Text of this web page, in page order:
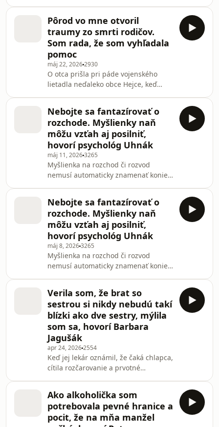
potláčanie emócií, preží
mŕtvicu, jeho stav bol natoľko vážny,
že sa o neho napriek plánom a
odhodlaniu nemohla starať v
domácom prostredí. V podcaste
Terapia slovom hovorí o vyrovnávaní
sa so skonom otca v zariadení, ale
najmä aj o realite domácej
starostlivosti o svoju 91-ročnú mamu
Pôrod vo mne otvoril
traumy zo smrti rodičov.
Som rada, že som vyhľadala
pomoc
máj 22, 20262930
O otca prišla pri páde vojenského
lietadla neďaleko obce Hejce, keď
rakovinu, keď mala osemnásť.
Lektorka kurzov tvorivého písania,
autorka a novinárka Gabriela
Mihaličková Čepičanová v podcaste
Terapia slovom opisuje, ako sa
postupne menil jej prístup k
vlastnému smútku. V rozhovore
otvorene hovorí o pocitoch, ktoré
zažívala pred
Nebojte sa fantazírovať o
rozchode. Myšlienky naň
môžu vzťah aj posilniť,
hovorí psychológ Uhnák
máj 11, 20263265
Myšlienka na rozchod či rozvod
nemusí automaticky znamenať koniec
Norbert Uhnák v podcaste Terapia
slovom vysvetľuje, prečo analyzovať
všetky možnosti a nebáť sa stanovovať
si hranice vo vzťahoch. „Môže z toho
plynúť aj úľava, že sa nutne netreba
rozísť. Stačí, ak sa budete navzájom
rešpektovať,“ opisuje v rozhovore s
reportérko
Nebojte sa fantazírovať o
rozchode. Myšlienky naň
môžu vzťah aj posilniť,
hovorí psychológ Uhnák
máj 8, 20263265
Myšlienka na rozchod či rozvod
nemusí automaticky znamenať koniec
Norbert Uhnák v podcaste Terapia
slovom vysvetľuje, prečo analyzovať
všetky možnosti a nebáť sa stanovovať
si hranice vo vzťahoch. „Môže z toho
plynúť aj úľava, že sa nutne netreba
rozísť. Stačí, ak sa budete navzájom
rešpektovať,“ opisuje v rozhovore s
reportérko
Verila som, že brat so
sestrou si nikdy nebudú takí
blízki ako dve sestry, mýlila
som sa, hovorí Barbara
Jagušák
apr 24, 20262554
Keď jej lekár oznámil, že čaká chlapca,
cítila rozčarovanie a prvotné
totiž svojej dcére dopriať sestru. V
podcaste Terapia slovom opisuje
pocity, ktoré prežívala počas druhého
Ako alkoholička som
potrebovala pevné hranice a
pocit, že na mňa manžel